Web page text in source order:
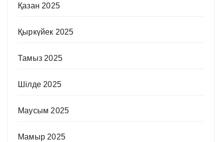
Қазан 2025
Қыркүйек 2025
Тамыз 2025
Шілде 2025
Маусым 2025
Мамыр 2025